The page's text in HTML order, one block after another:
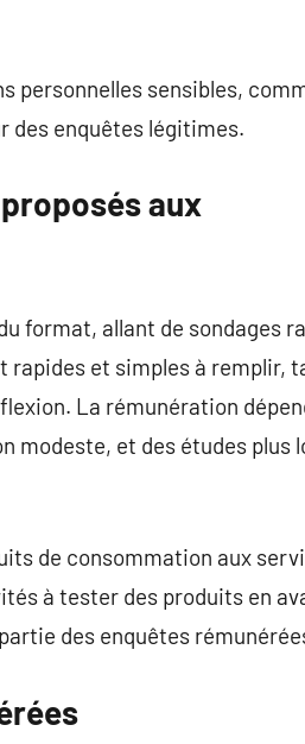
personnelles sensibles,
des enquêtes légitimes.
aux
format, allant de sondages
rapides et simples à remplir,
La rémunération
modeste, et des études plus
de consommation aux
à tester des produits en
des enquêtes